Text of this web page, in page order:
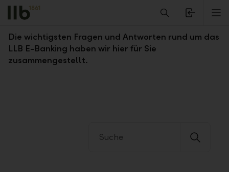
Alerts.Headline
Fragen und Antworten zum LLB E-Banking
Die wichtigsten Fragen und Antworten rund um das
LLB E-Banking haben wir hier für Sie
zusammengestellt.